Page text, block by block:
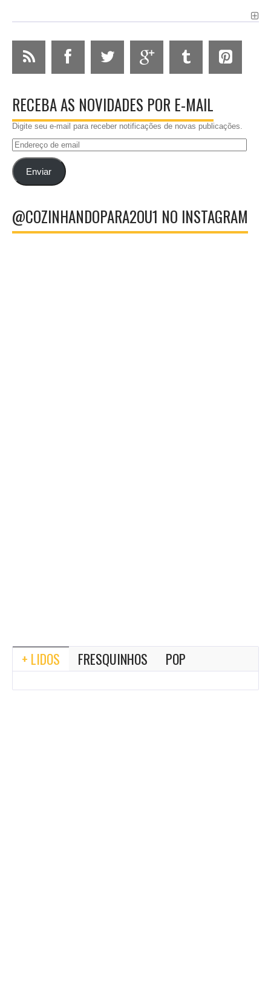
RECEBA AS NOVIDADES POR E-MAIL
Digite seu e-mail para receber notificações de novas publicações.
Endereço
emailEnviar
@COZINHANDOPARA2OU1 NO INSTAGRAM
+ LIDOS FRESQUINHOS POP